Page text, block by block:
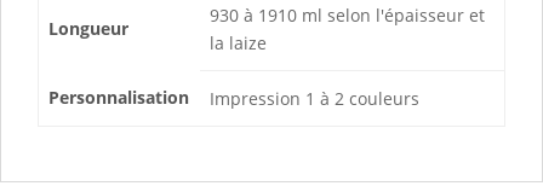
Longueur
930 à 1910 ml selon l'épaisseur et
la laize
Personnalisation Impression 1 à 2 couleurs